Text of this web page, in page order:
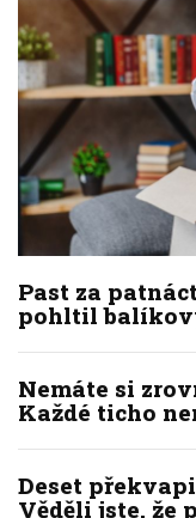
Past za
pohltil
Nemáte si
Každé ticho
Deset
Věděli jste, že